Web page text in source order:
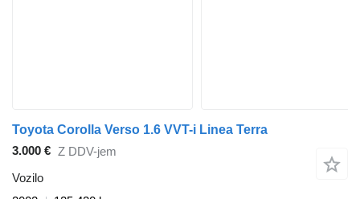
Toyota Corolla Verso 1.6 VVT-i Linea Terra
3.000 € Z DDV-jem
Vozilo